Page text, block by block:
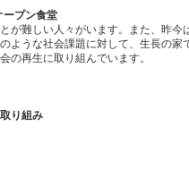
プン食堂
が難しい人々がいます。また、昨今
ような社会課題に対して、生長の家
の再生に取り組んでいます。
り組み